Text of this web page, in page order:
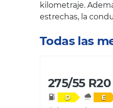
kilometraje.
estrechas, la
Todas las
275/55 R20
D E